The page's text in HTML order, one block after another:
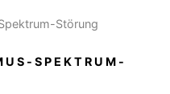
Störung
SPEKTRUM-